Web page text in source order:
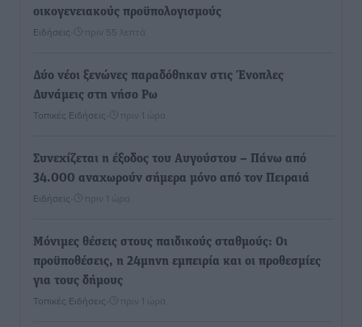
οικογενειακούς προϋπολογισμούς
Ειδήσεις πριν 55 λεπτά
Δύο νέοι ξενώνες παραδόθηκαν στις Ένοπλες
Δυνάμεις στη νήσο Ρω
Τοπικές Ειδήσεις πριν 1 ώρα
Συνεχίζεται η έξοδος του Αυγούστου – Πάνω από
34.000 αναχωρούν σήμερα μόνο από τον Πειραιά
Ειδήσεις πριν 1 ώρα
Μόνιμες θέσεις στους παιδικούς σταθμούς: Οι
προϋποθέσεις, η 24μηνη εμπειρία και οι προθεσμίες
για τους δήμους
Τοπικές Ειδήσεις πριν 1 ώρα